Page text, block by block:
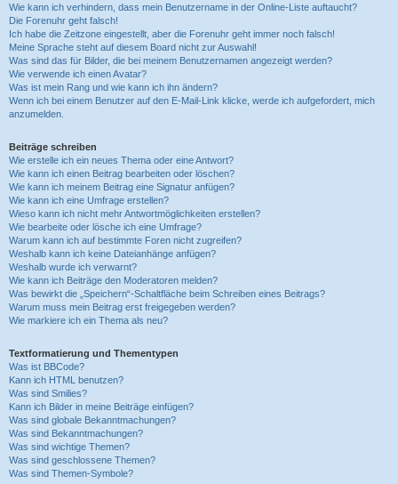
Wie kann ich verhindern, dass mein Benutzername in der Online-Liste auftaucht?
Die Forenuhr geht falsch!
Ich habe die Zeitzone eingestellt, aber die Forenuhr geht immer noch falsch!
Meine Sprache steht auf diesem Board nicht zur Auswahl!
Was sind das für Bilder, die bei meinem Benutzernamen angezeigt werden?
Wie verwende ich einen Avatar?
Was ist mein Rang und wie kann ich ihn ändern?
Wenn ich bei einem Benutzer auf den E-Mail-Link klicke, werde ich aufgefordert, mich
anzumelden.
Beiträge schreiben
Wie erstelle ich ein neues Thema oder eine Antwort?
Wie kann ich einen Beitrag bearbeiten oder löschen?
Wie kann ich meinem Beitrag eine Signatur anfügen?
Wie kann ich eine Umfrage erstellen?
Wieso kann ich nicht mehr Antwortmöglichkeiten erstellen?
Wie bearbeite oder lösche ich eine Umfrage?
Warum kann ich auf bestimmte Foren nicht zugreifen?
Weshalb kann ich keine Dateianhänge anfügen?
Weshalb wurde ich verwarnt?
Wie kann ich Beiträge den Moderatoren melden?
Was bewirkt die „Speichern“-Schaltfläche beim Schreiben eines Beitrags?
Warum muss mein Beitrag erst freigegeben werden?
Wie markiere ich ein Thema als neu?
Textformatierung und Thementypen
Was ist BBCode?
Kann ich HTML benutzen?
Was sind Smilies?
Kann ich Bilder in meine Beiträge einfügen?
Was sind globale Bekanntmachungen?
Was sind Bekanntmachungen?
Was sind wichtige Themen?
Was sind geschlossene Themen?
Was sind Themen-Symbole?